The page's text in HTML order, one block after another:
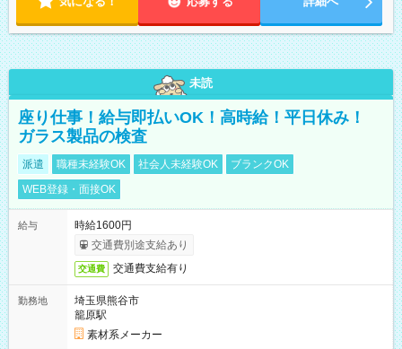
未読
座り仕事！給与即払いOK！高時給！平日休み！
ガラス製品の検査
派遣 職種未経験OK 社会人未経験OK
ブランクOK
WEB登録・面接OK
給与
時給1600円
交通費別途支給あり
交通費 交通費支給有り
勤務地
埼玉県熊谷市
籠原駅
素材系メーカー